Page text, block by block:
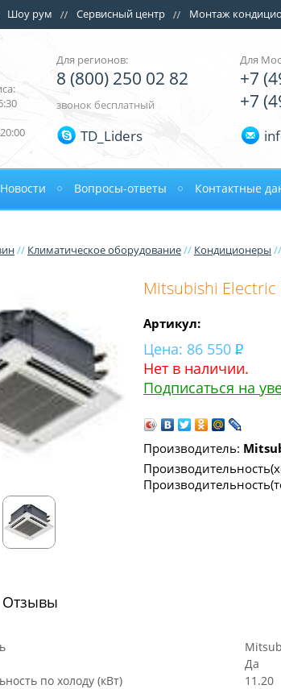
Шоу рум Сервисный центр Монтаж
20:00
Для регионов:
8 (800) 250 02 82
звонок бесплатный
TD_Liders
Для
+7
+7
Новости Вопросы-ответы Контактные
// Климатическое оборудование// Кондиционеры //
Mitsubishi Electric
Артикул:
Цена: 86 550
Нет в наличии.
Подписаться на
Производитель:
Отзывы
Да
по холоду (кВт)
11.20